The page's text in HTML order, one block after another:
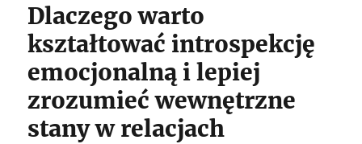
Dlaczego warto
kształtować introspekcję
emocjonalną i lepiej
zrozumieć wewnętrzne
stany w relacjach